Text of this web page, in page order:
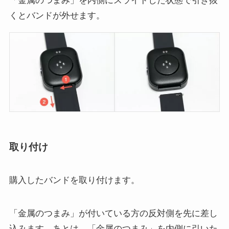
くとバンドが外せます。
取り付け
購入したバンドを取り付けます。
「金属のつまみ」が付いている方の反対側を先に差し